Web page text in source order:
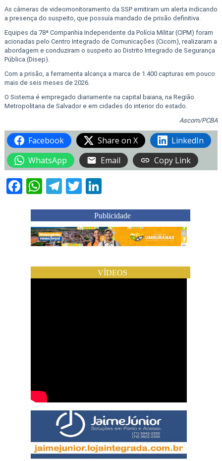
As câmeras de videomonitoramento da SSP emitiram um alerta indicando
a presença do suspeito, que possuía mandado de prisão definitiva.
Equipes da 78ª Companhia Independente da Polícia Militar (CIPM) foram
acionadas pelo Centro Integrado de Comunicações (Cicom), realizaram a
abordagem e conduziram o suspeito ao Distrito Integrado de Segurança
Pública (Disep).
Com a prisão, a ferramenta alcança a marca de 1.400 capturas em pouco
mais de seis meses de 2026.
O Sistema é empregado diariamente na capital baiana, na Região
Metropolitana de Salvador e em cidades do interior do estado.
Ascom/PCBA
Facebook Share on X
LinkedIn
WhatsApp
Email Copy Link
Facebook
WhatsApp
Telegram
Twitter
LinkedIn
Publicidade
VÍDEOS